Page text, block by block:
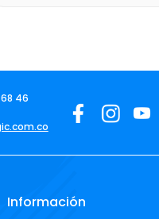
46
Información